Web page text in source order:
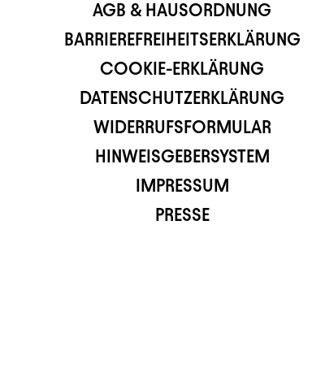
AGB & HAUSORDNUNG
BARRIEREFREIHEITSERKLÄRUNG
COOKIE-ERKLÄRUNG
DATENSCHUTZERKLÄRUNG
WIDERRUFSFORMULAR
HINWEISGEBERSYSTEM
IMPRESSUM
PRESSE